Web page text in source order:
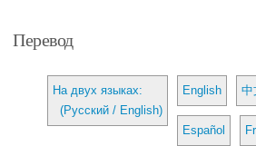
Перевод
На двух языках:
(Русский / English)
English 中
Español